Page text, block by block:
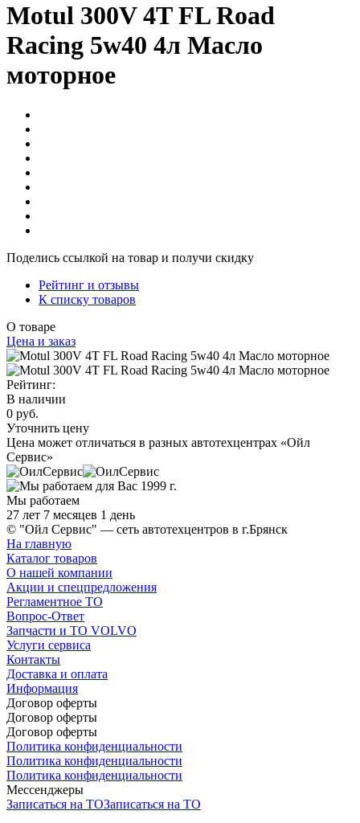
Motul 300V 4T FL Road
Racing 5w40 4л Масло
моторное
Поделись ссылкой на товар и получи скидку
Рейтинг и отзывы
К списку товаров
О товаре
Цена и заказ
Рейтинг:
В наличии
0 руб.
Уточнить цену
Цена может отличаться в разных автотехцентрах «Ойл
Сервис»
Мы работаем
27 лет 7 месяцев 1 день
© "Ойл Сервис" — сеть автотехцентров в г.Брянск
На главную
Каталог товаров
О нашей компании
Акции и спецпредложения
Регламентное ТО
Вопрос-Ответ
Запчасти и ТО VOLVO
Услуги сервиса
Контакты
Доставка и оплата
Информация
Договор оферты
Договор оферты
Договор оферты
Политика конфиденциальности
Политика конфиденциальности
Политика конфиденциальности
Мессенджеры
Записаться на ТОЗаписаться на ТО